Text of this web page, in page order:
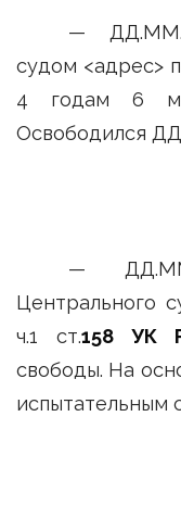
—
судом <адрес>
4 годам 6
Освободился
—
Центрального
ч.1 ст.158 УК
свободы. На
испытательным